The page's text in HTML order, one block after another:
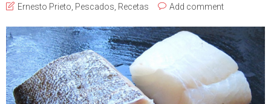
Ernesto Prieto Pescados Recetas Add comment